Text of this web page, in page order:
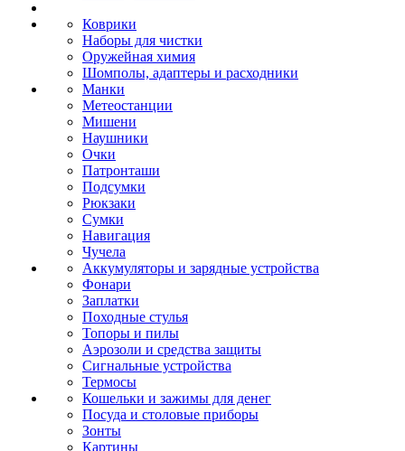
Коврики
Наборы для чистки
Оружейная химия
Шомполы, адаптеры и расходники
Манки
Метеостанции
Мишени
Наушники
Очки
Патронташи
Подсумки
Рюкзаки
Сумки
Навигация
Чучела
Аккумуляторы и зарядные устройства
Фонари
Заплатки
Походные стулья
Топоры и пилы
Аэрозоли и средства защиты
Сигнальные устройства
Термосы
Кошельки и зажимы для денег
Посуда и столовые приборы
Зонты
Картины